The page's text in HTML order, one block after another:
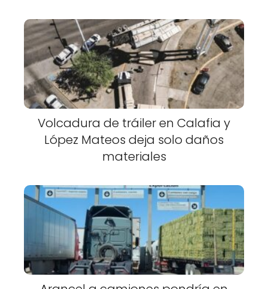
Volcadura de tráiler en Calafia y
López Mateos deja solo daños
materiales